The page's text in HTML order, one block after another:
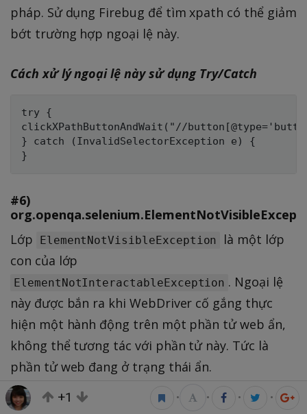
pháp. Sử dụng Firebug để tìm xpath có thể giảm
bớt trường hợp ngoại lệ này.
Cách xử lý ngoại lệ này sử dụng Try/Catch
try {
clickXPathButtonAndWait("//
} catch (InvalidSelectorException e) {
#6)
Lớp ElementNotVisibleException
là một lớp
con của lớp
ElementNotInteractableException . Ngoại lệ
này được bắn ra khi WebDriver cố gắng thực
hiện một hành động trên một phần tử web ẩn,
không thể tương tác với phần tử này. Tức là
phần tử web đang ở trạng thái ẩn.
Ví dụ : trong đoạn mã dưới đây, nếu nút có id =
+1 • • • •